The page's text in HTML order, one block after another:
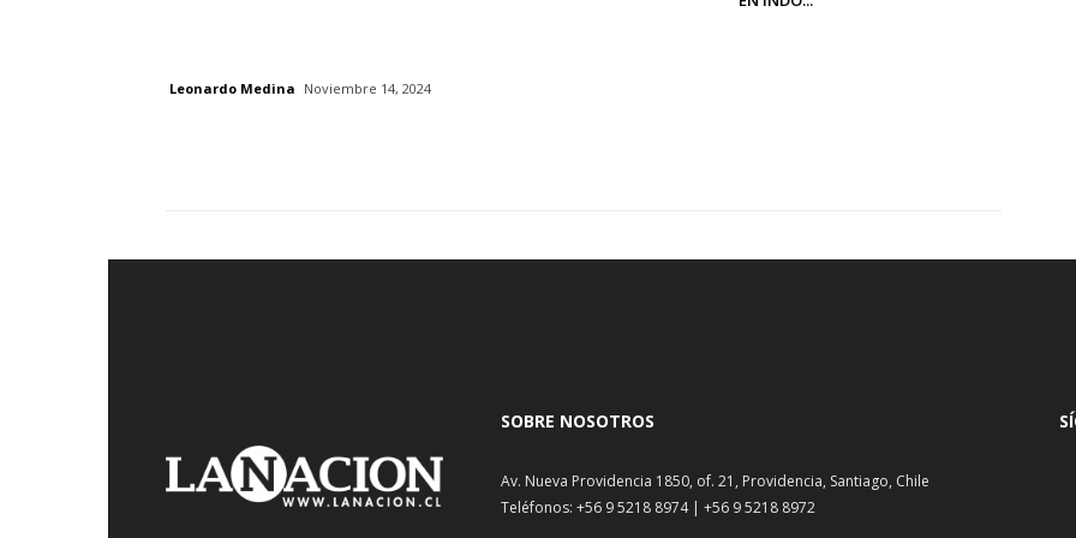
Leonardo Medina Noviembre 14, 2024
SOBRE NOSOTROS
Av. Nueva Providencia 1850, of. 21, Providencia, Santiago, Chile
Teléfonos: +56 9 5218 8974 | +56 9 5218 8972